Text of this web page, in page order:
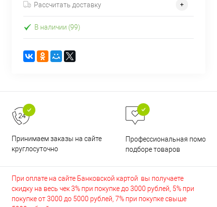
Рассчитать доставку
В наличии (99)
Принимаем заказы на сайте
круглосуточно
Профессиональная помощь
подборе товаров
При оплате на сайте Банковской картой вы получаете
скидку на весь чек 3% при покупке до 3000 рублей, 5% при
покупке от 3000 до 5000 рублей, 7% при покупке свыше